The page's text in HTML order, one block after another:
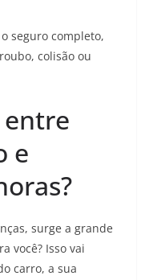
seguro completo,
colisão ou
entre
e
surge a grande
você? Isso vai
carro, a sua